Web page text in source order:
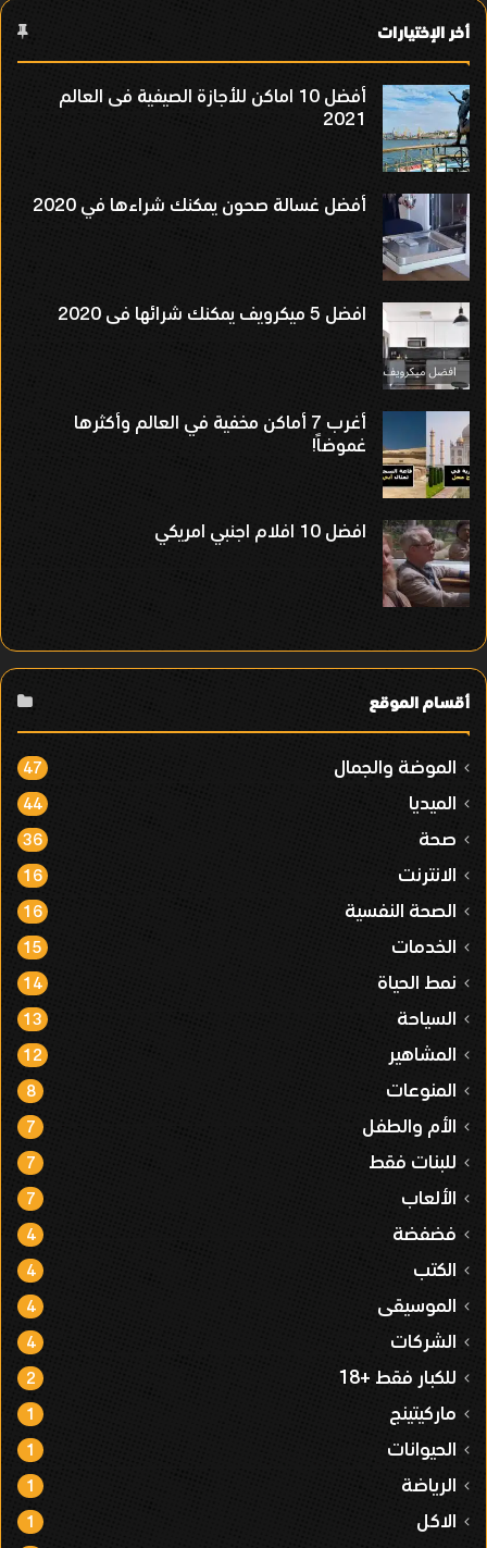
أخر الإختيارات
أفضل 10 اماكن للأجازة الصيفية فى العالم
2021
أفضل غسالة صحون يمكنك شراءها في 2020
افضل 5 ميكرويف يمكنك شرائها فى 2020
أغرب 7 أماكن مخفية في العالم وأكثرها
غموضاً!
افضل 10 افلام اجنبي امريكي
أقسام الموقع
الموضة والجمال 47
الميديا 44
صحة 36
الانترنت 16
الصحة النفسية 16
الخدمات 15
نمط الحياة 14
السياحة 13
المشاهير 12
المنوعات 8
الأم والطفل 7
للبنات فقط 7
الألعاب 7
فضفضة 4
الكتب 4
الموسيقى 4
الشركات 4
للكبار فقط +18 2
ماركيتينج 1
الحيوانات 1
الرياضة 1
الاكل 1